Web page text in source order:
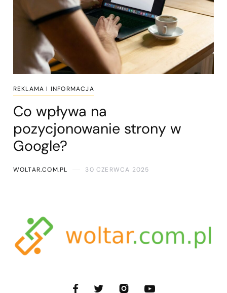
REKLAMA I INFORMACJA
Co wpływa na
pozycjonowanie strony w
Google?
WOLTAR.COM.PL 30 CZERWCA 2025